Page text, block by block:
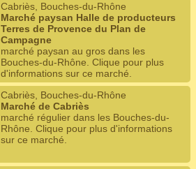
Cabriès, Bouches-du-Rhône
Marché paysan Halle de producteurs
Terres de Provence du Plan de
Campagne
marché paysan au gros dans les
Bouches-du-Rhône. Clique pour plus
d'informations sur ce marché.
Cabriès, Bouches-du-Rhône
Marché de Cabriès
marché régulier dans les Bouches-du-
Rhône. Clique pour plus d'informations
sur ce marché.